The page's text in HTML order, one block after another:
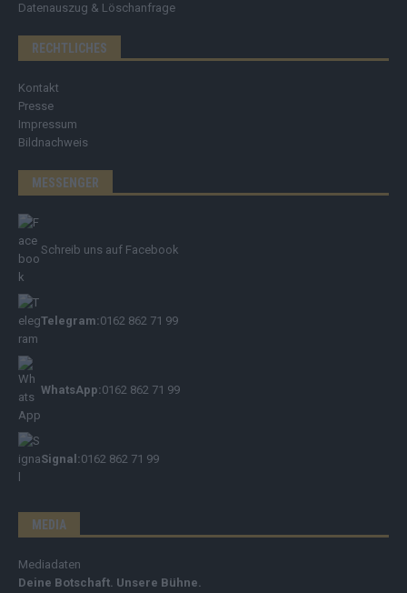
Datenauszug & Löschanfrage
RECHTLICHES
Kontakt
Presse
Impressum
Bildnachweis
MESSENGER
Schreib uns auf Facebook
Telegram:0162 862 71 99
WhatsApp:0162 862 71 99
Signal:0162 862 71 99
MEDIA
Mediadaten
Deine Botschaft. Unsere Bühne.